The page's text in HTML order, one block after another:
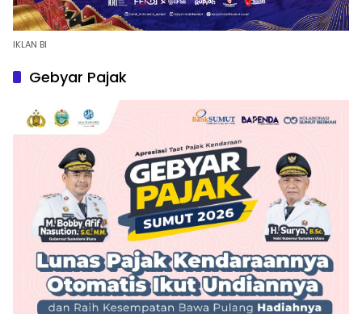
IKLAN BI
Gebyar Pajak